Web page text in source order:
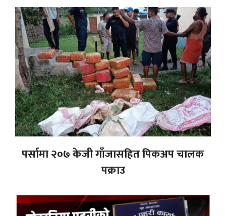
पर्सामा २०७ केजी गाँजासहित पिकअप चालक
पक्राउ